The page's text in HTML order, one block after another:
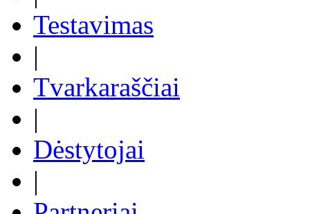
Testavimas
|
Tvarkaraščiai
|
Dėstytojai
|